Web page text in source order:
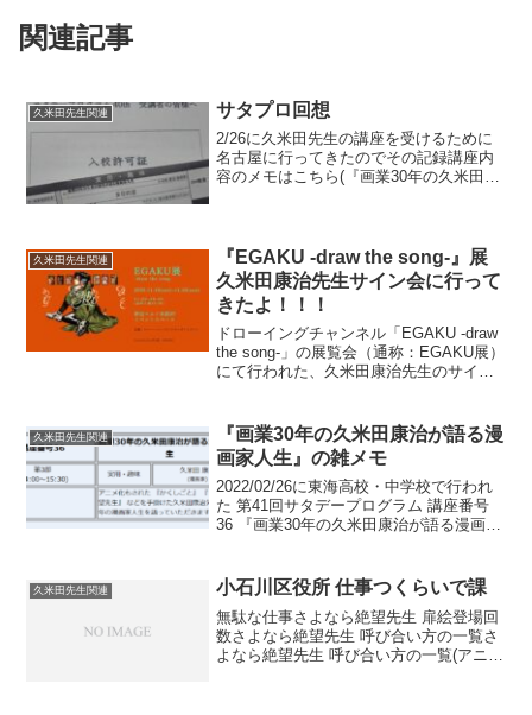
関連記事
久米田先生関連 サタプロ回想
2/26に久米田先生の講座を受けるために
名古屋に行ってきたのでその記録講座内
容のメモはこちら(『画業30年の久米田康
だろうし...
久米田先生関連
『EGAKU -draw the song-』展
久米田康治先生サイン会に行って
きたよ！！！
ドローイングチャンネル「EGAKU -draw
the song-」の展覧会（通称：EGAKU展）
にて行われた、久米田康治先生のサイン
なります。EGAKU展公式HP：ド...
久米田先生関連
『画業30年の久米田康治が語る漫
画家人生』の雑メモ
2022/02/26に東海高校・中学校で行われ
た 第41回サタデープログラム 講座番号
36 『画業30年の久米田康治が語る漫画家
い可能性があります。ごめん。・席は全
部で...
久米田先生関連 小石川区役所 仕事つくらいで課
無駄な仕事さよなら絶望先生 扉絵登場回
数さよなら絶望先生 呼び合い方の一覧さ
よなら絶望先生 呼び合い方の一覧(アニメ